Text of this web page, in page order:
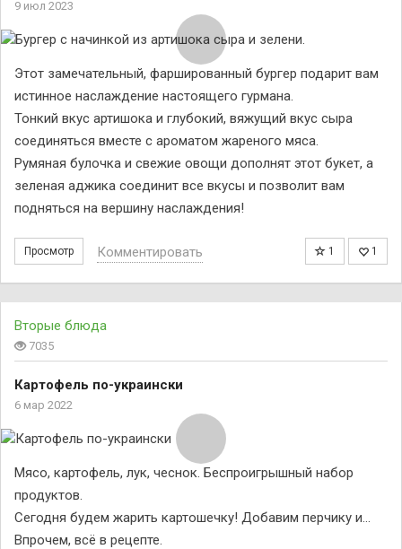
9 июл 2023
Этот замечательный, фаршированный бургер подарит вам
истинное наслаждение настоящего гурмана.
Тонкий вкус артишока и глубокий, вяжущий вкус сыра
соединяться вместе с ароматом жареного мяса.
Румяная булочка и свежие овощи дополнят этот букет, а
зеленая аджика соединит все вкусы и позволит вам
подняться на вершину наслаждения!
Просмотр 1 1
Комментировать
Вторые блюда
7035
Картофель по-украински
6 мар 2022
Мясо, картофель, лук, чеснок. Беспроигрышный набор
продуктов.
Сегодня будем жарить картошечку! Добавим перчику и…
Впрочем, всё в рецепте.